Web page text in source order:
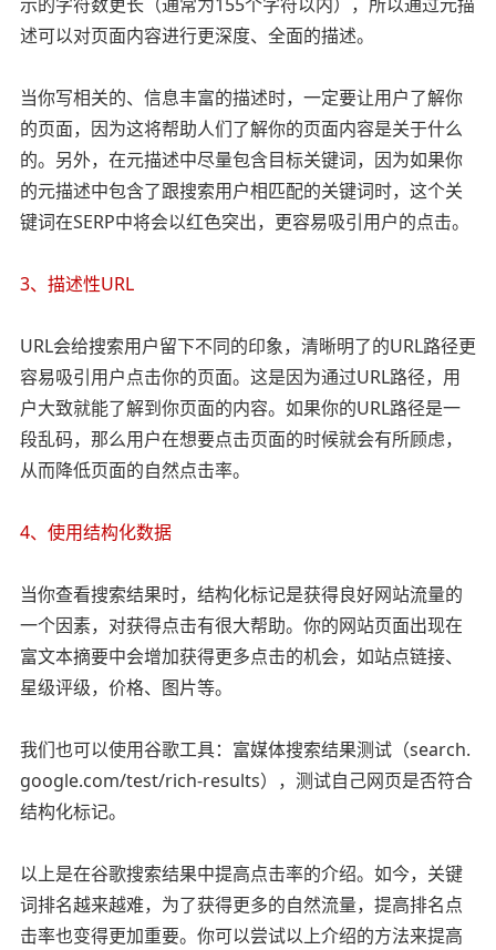
述可以对页面内容进行更深度、全面的描述。
当你写相关的、信息丰富的描述时，一定要让用户了解你
的页面，因为这将帮助人们了解你的页面内容是关于什么
的。另外，在元描述中尽量包含目标关键词，因为如果你
的元描述中包含了跟搜索用户相匹配的关键词时，这个关
键词在SERP中将会以红色突出，更容易吸引用户的点击。
3、描述性URL
URL会给搜索用户留下不同的印象，清晰明了的URL路径更
容易吸引用户点击你的页面。这是因为通过URL路径，用
户大致就能了解到你页面的内容。如果你的URL路径是一
段乱码，那么用户在想要点击页面的时候就会有所顾虑，
从而降低页面的自然点击率。
4、使用结构化数据
当你查看搜索结果时，结构化标记是获得良好网站流量的
一个因素，对获得点击有很大帮助。你的网站页面出现在
富文本摘要中会增加获得更多点击的机会，如站点链接、
星级评级，价格、图片等。
我们也可以使用谷歌工具：富媒体搜索结果测试（search.
google.com/test/rich-results），测试自己网页是否符合
结构化标记。
以上是在谷歌搜索结果中提高点击率的介绍。如今，关键
词排名越来越难，为了获得更多的自然流量，提高排名点
击率也变得更加重要。你可以尝试以上介绍的方法来提高